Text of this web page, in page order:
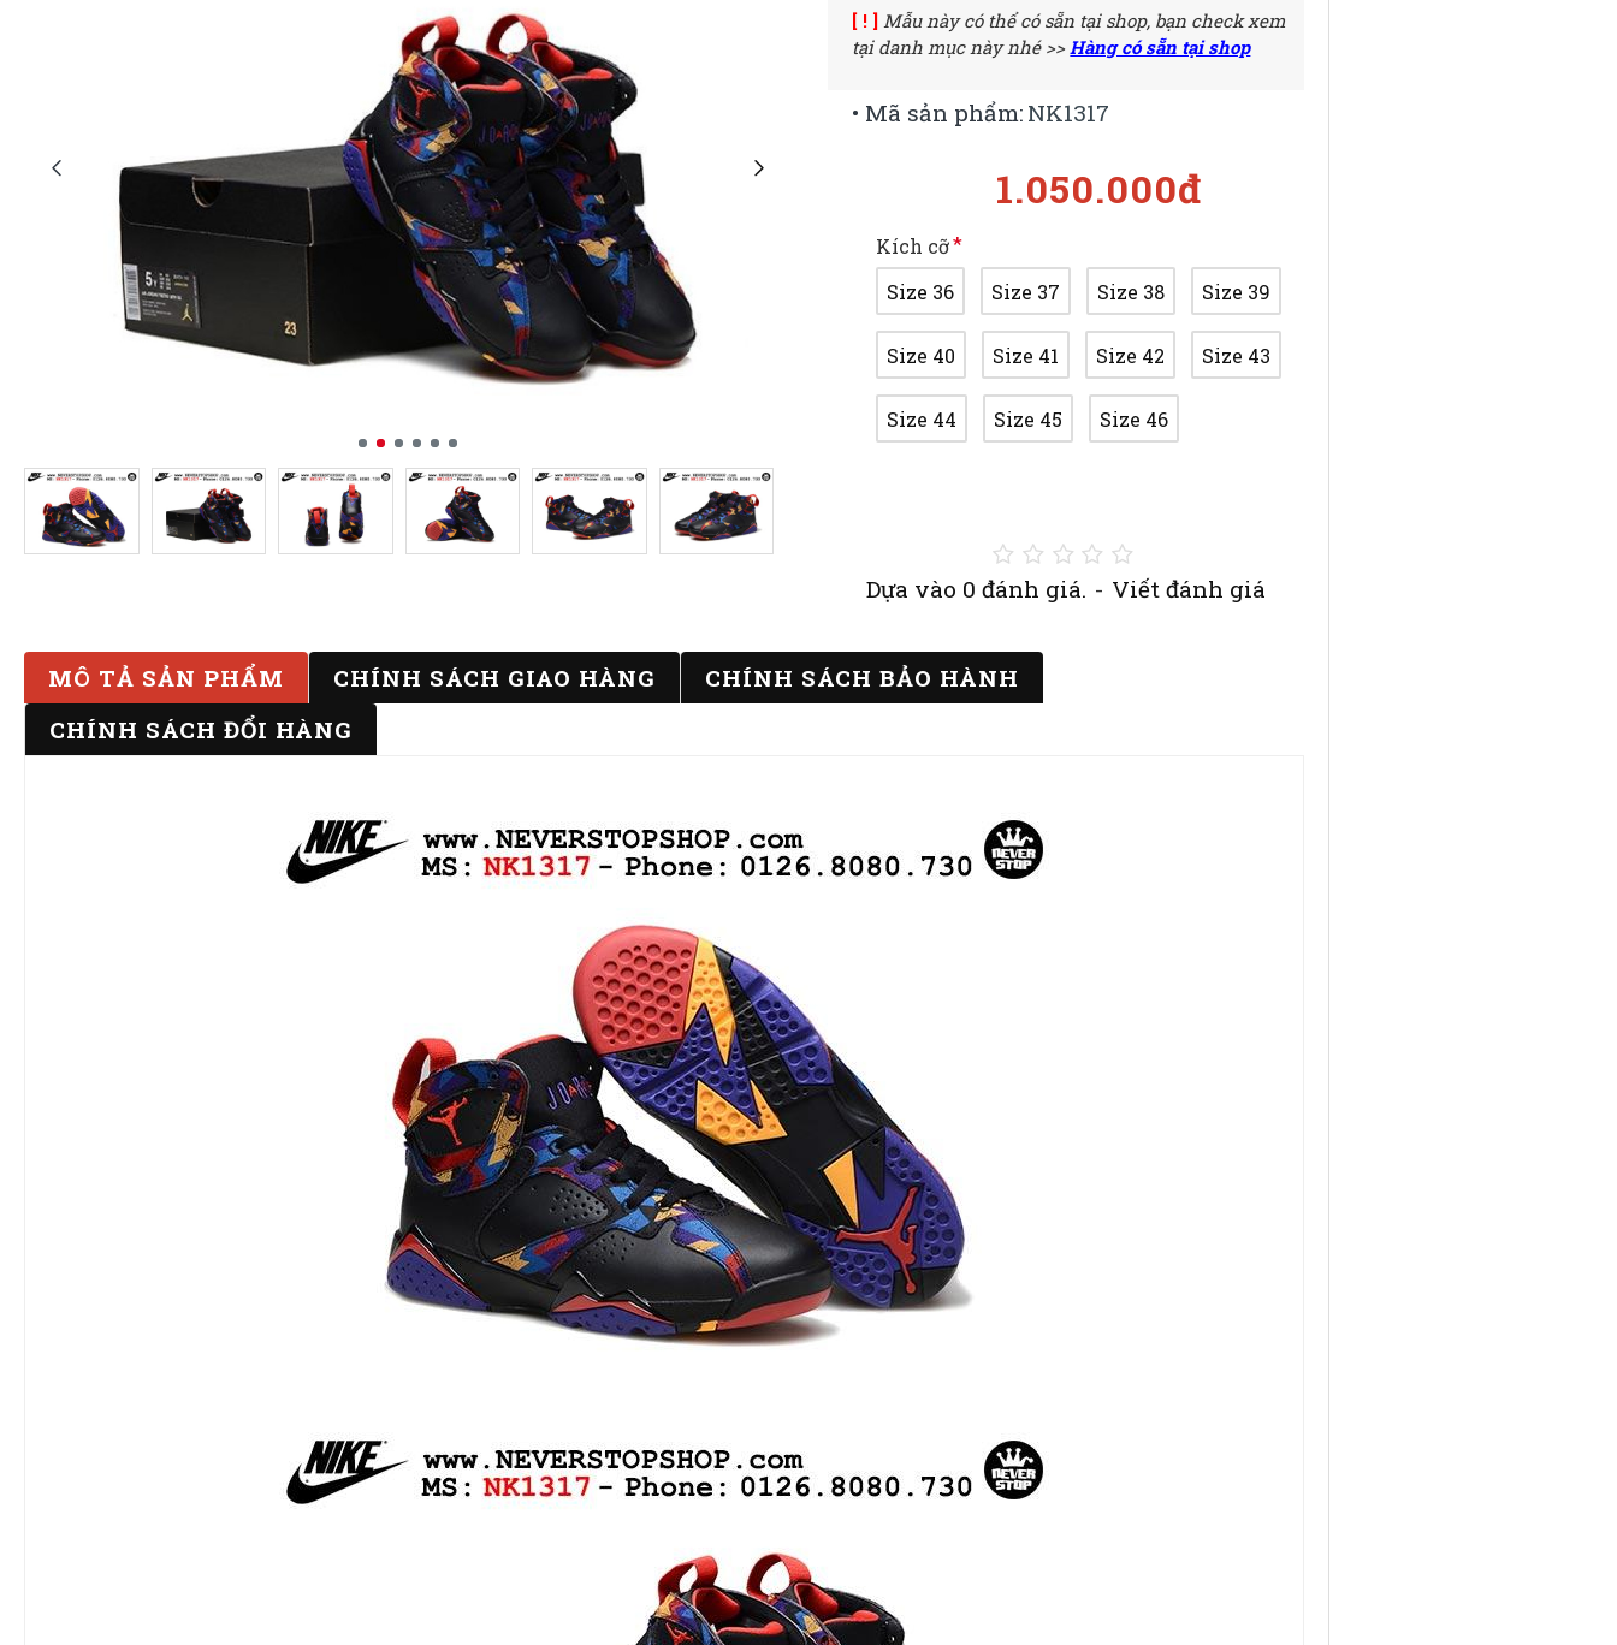
Dựa vào 0 đánh giá. - Viết đánh giá
1.050.000đ
• Mã sản phẩm: NK1317
Kích cỡ
Size 36
Size 37 Size 38 Size 39
Size 40 Size 41 Size 42 Size 43
Size 44 Size 45 Size 46
[ ! ] Mẫu này có thể có sẵn tại shop, bạn check xem
tại danh mục này nhé >>Hàng có sẵn tại shop
MÔ TẢ SẢN PHẨM CHÍNH SÁCH GIAO HÀNG
CHÍNH SÁCH BẢO HÀNH
CHÍNH SÁCH ĐỔI HÀNG